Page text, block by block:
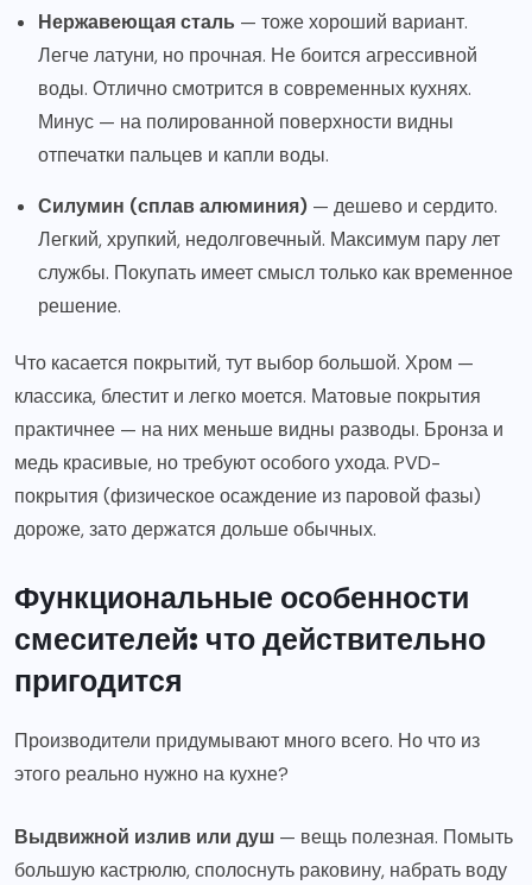
Нержавеющая сталь — тоже хороший вариант.
Легче латуни, но прочная. Не боится агрессивной
воды. Отлично смотрится в современных кухнях.
Минус — на полированной поверхности видны
отпечатки пальцев и капли воды.
Силумин (сплав алюминия) — дешево и сердито.
Легкий, хрупкий, недолговечный. Максимум пару лет
службы. Покупать имеет смысл только как временное
решение.
Что касается покрытий, тут выбор большой. Хром —
классика, блестит и легко моется. Матовые покрытия
практичнее — на них меньше видны разводы. Бронза и
медь красивые, но требуют особого ухода. PVD-
покрытия (физическое осаждение из паровой фазы)
дороже, зато держатся дольше обычных.
Функциональные особенности
смесителей: что действительно
пригодится
Производители придумывают много всего. Но что из
этого реально нужно на кухне?
Выдвижной излив или душ — вещь полезная. Помыть
большую кастрюлю, сполоснуть раковину, набрать воду